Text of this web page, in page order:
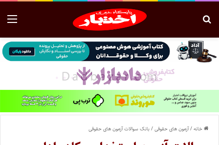
خانه/آزمون های حقوقی/بانک سوالات آزمون های حقوقی